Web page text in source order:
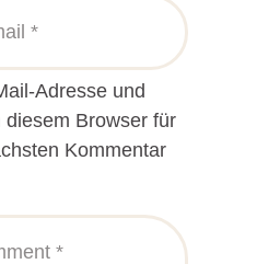
Adresse und
diesem Browser für
Kommentar